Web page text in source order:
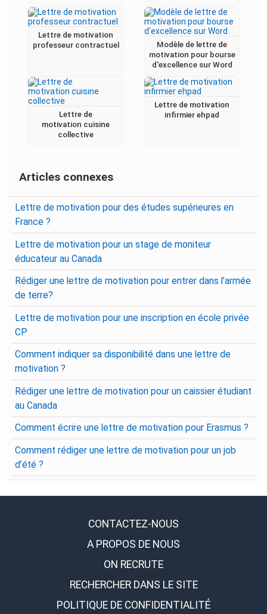
Lettre de motivation
professeur contractuel
Modèle de lettre de
motivation pour bourse
d'excellence sur Word
Lettre de
motivation cuisine
collective
Lettre de motivation
infirmier ehpad
Articles connexes
Lettre de motivation pour des études supérieures en
France ?
Lettre de motivation pour un stage de moniteur
éducateur au Canada
Rédiger une lettre de motivation pour entrer dans l’armée
de terre?
Lettre de motivation pour une inscription en école privée
CP
Comment indiquer sa disponibilité dans une lettre de
motivation ?
Rédiger une lettre de motivation pour un caissier étudiant
au Canada
Comment écrire une lettre de motivation pour Erasmus ?
Comment rédiger une lettre de motivation pour un job
d’été ?
CONTACTEZ-NOUS
A PROPOS DE NOUS
ON RECRUTE
RECHERCHER DANS LE SITE
POLITIQUE DE CONFIDENTIALITÉ